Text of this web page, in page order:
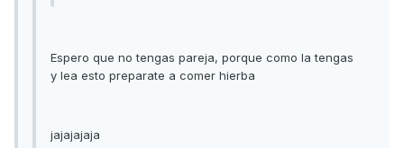
Espero que no tengas pareja, porque como la tengas
y lea esto preparate a comer hierba
jajajajaja